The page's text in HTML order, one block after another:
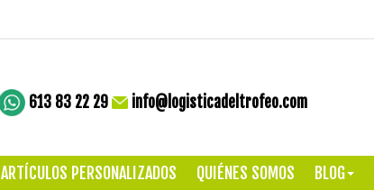
613 83 22 29 info@logisticadeltrofeo.com
ARTÍCULOS PERSONALIZADOS QUIÉNES SOMOS BLOG